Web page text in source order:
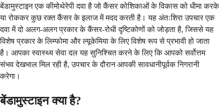
बेंडामुस्टाइन एक कीमोथेरेपी दवा है जो कैंसर कोशिकाओं के विकास को धीमा करके
या रोककर कुछ रक्त कैंसर के इलाज में मदद करती है। यह अंतःशिरा उपचार एक
दवा में दो अलग-अलग प्रकार के कैंसर-रोधी दृष्टिकोणों को जोड़ता है, जिससे यह
विशेष प्रकार के लिम्फोमा और ल्यूकेमिया के लिए विशेष रूप से प्रभावी हो जाता
है। आपका स्वास्थ्य सेवा दल यह सुनिश्चित करने के लिए कि आपको सर्वोत्तम
संभव देखभाल मिल रही है, उपचार के दौरान आपकी सावधानीपूर्वक निगरानी
करेगा।
बेंडामुस्टाइन क्या है?